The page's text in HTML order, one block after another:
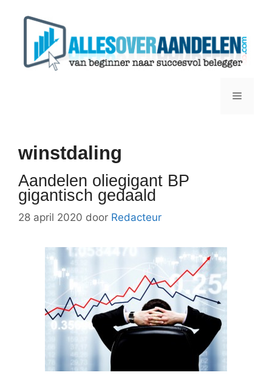
Menu
winstdaling
Aandelen oliegigant BP
gigantisch gedaald
28 april 2020 door Redacteur